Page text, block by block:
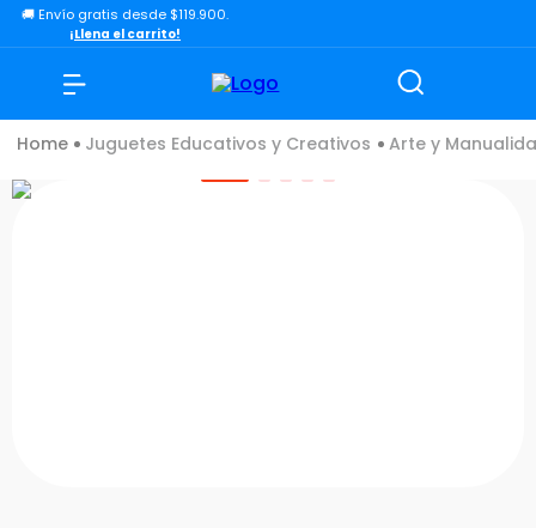
🚚 Envío gratis desde $119.900.
¡Llena el carrito!
Juguetes Educativos y Creativos Arte y
TÉRMINOS MÁS BUSCADOS
3.
carro
4